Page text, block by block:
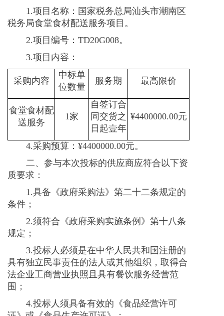
1.项目名称：国家税务总局汕头市潮南区
税务局食堂食材配送服务项目。
2.项目编号：TD20G008。
3.项目内容：
采购内容
中标单
位数量
服务期 最高限价
食堂食材配
送服务
1家
自签订合
同交货之
日起壹年
¥4400000.00元
4.采购预算：¥4400000.00元。
二、参与本次投标的供应商应符合以下资
质要求：
1.具备《政府采购法》第二十二条规定的
条件；
2.须符合《政府采购实施条例》第十八条
规定；
3.投标人必须是在中华人民共和国注册的
具有独立民事责任的法人或其他组织，取得合
法企业工商营业执照且具有餐饮服务经营范
围；
4.投标人须具备有效的《食品经营许可